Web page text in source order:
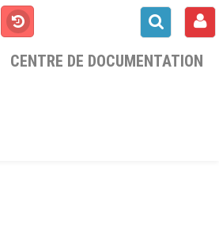
CENTRE DE DOCUMENTATION